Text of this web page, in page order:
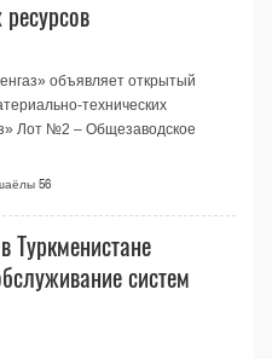
объявляет открытый
технических
Лот №2 – Общезаводское
56
систем